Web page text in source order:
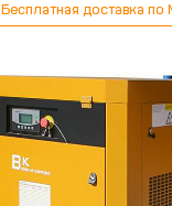
Бесплатная доставка по